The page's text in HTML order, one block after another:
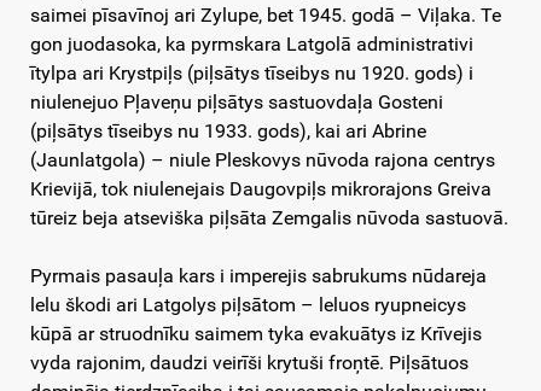
saimei pīsavīnoj ari Zylupe, bet 1945. godā – Viļaka. Te
gon juodasoka, ka pyrmskara Latgolā administrativi
ītylpa ari Krystpiļs (piļsātys tīseibys nu 1920. gods) i
niulenejuo Pļaveņu piļsātys sastuovdaļa Gosteni
(piļsātys tīseibys nu 1933. gods), kai ari Abrine
(Jaunlatgola) – niule Pleskovys nūvoda rajona centrys
Krievijā, tok niulenejais Daugovpiļs mikrorajons Greiva
tūreiz beja atseviška piļsāta Zemgalis nūvoda sastuovā.
Pyrmais pasauļa kars i imperejis sabrukums nūdareja
lelu škodi ari Latgolys piļsātom – leluos ryupneicys
kūpā ar struodnīku saimem tyka evakuātys iz Krīvejis
vyda rajonim, daudzi veirīši krytuši froņtē. Piļsātuos